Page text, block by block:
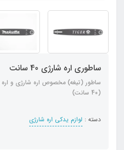
ساطوری اره شارژی 40 سانت
(40 سانت)
دسته : لوازم یدکی اره شارژی